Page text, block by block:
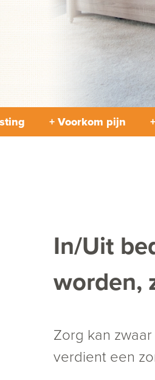
+ Voorkom pijn
In/Uit
worden,
Zorg kan
verdient een